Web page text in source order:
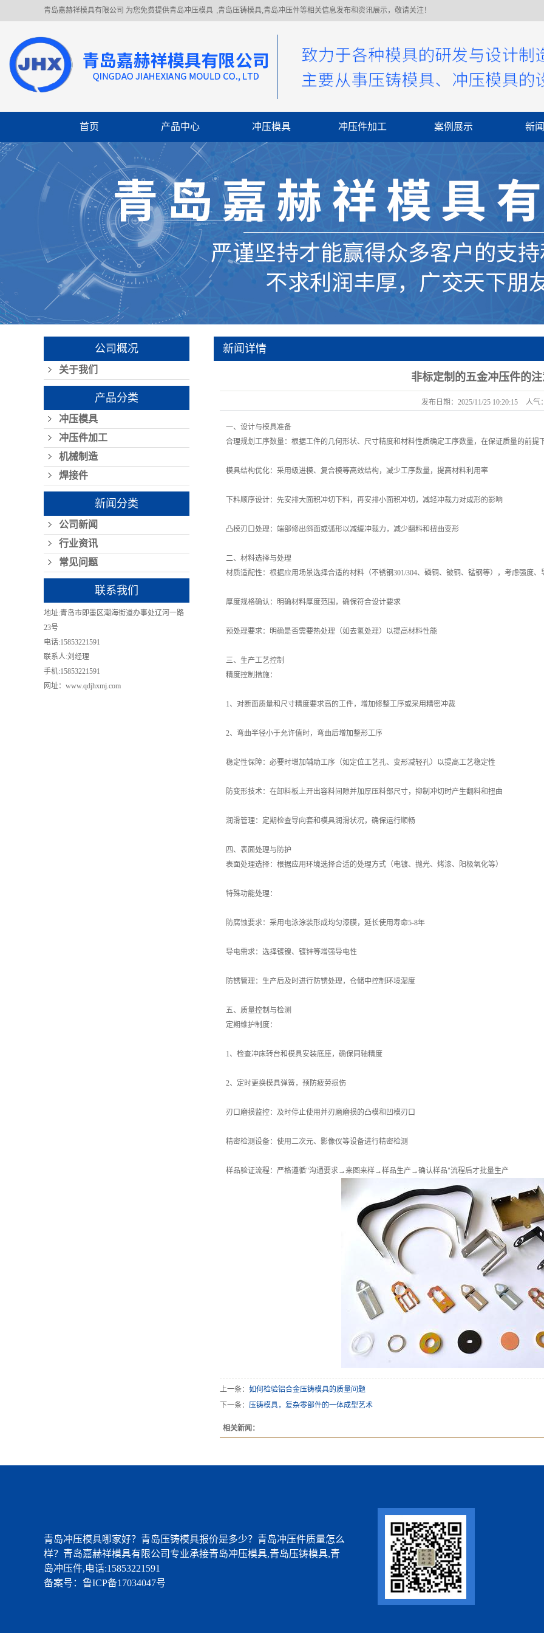
青岛嘉赫祥模具有限公司 为您免费提供青岛冲压模具 ,青岛压铸模具,青岛冲压件等相关信息发布和资讯展示，敬请关注！
首页 产品中心
冲压模具
冲压件加工
机械制造
焊接件
冲压模具 冲压件加工 案例展示 新
常
公司概况
关于我们
产品分类
冲压模具
冲压件加工
机械制造
焊接件
新闻分类
公司新闻
行业资讯
常见问题
联系我们
地址:青岛市即墨区潮海街道办事处辽河一路
23号
电话:15853221591
联系人:刘经理
手机:15853221591
网址：www.qdjhxmj.com
新闻详情
非标定制的五金冲压件的
发布日期： 2025/11/25 10:20:15 人气：
一、设计与模具准备
合理规划工序数量：根据工件的几何形状、尺寸精度和材料性质确定工序数量，在保证质量的前提
模具结构优化：采用级进模、复合模等高效结构，减少工序数量，提高材料利用率
下料顺序设计：先安排大面积冲切下料，再安排小面积冲切，减轻冲裁力对成形的影响
凸模刃口处理：端部修出斜面或弧形以减缓冲裁力，减少翻料和扭曲变形
二、材料选择与处理
材质适配性：根据应用场景选择合适的材料（不锈钢301/304、磷铜、铍铜、锰钢等），考虑强度
厚度规格确认：明确材料厚度范围，确保符合设计要求
预处理要求：明确是否需要热处理（如去氢处理）以提高材料性能
三、生产工艺控制
精度控制措施：
1、对断面质量和尺寸精度要求高的工件，增加修整工序或采用精密冲裁
2、弯曲半径小于允许值时，弯曲后增加整形工序
稳定性保障：必要时增加辅助工序（如定位工艺孔、变形减轻孔）以提高工艺稳定性
防变形技术：在卸料板上开出容料间隙并加厚压料部尺寸，抑制冲切时产生翻料和扭曲
润滑管理：定期检查导向套和模具润滑状况，确保运行顺畅
四、表面处理与防护
表面处理选择：根据应用环境选择合适的处理方式（电镀、抛光、烤漆、阳极氧化等）
特殊功能处理：
防腐蚀要求：采用电泳涂装形成均匀漆膜，延长使用寿命5-8年
导电需求：选择镀镍、镀锌等增强导电性
防锈管理：生产后及时进行防锈处理，仓储中控制环境湿度
五、质量控制与检测
定期维护制度：
1、检查冲床转台和模具安装底座，确保同轴精度
2、定时更换模具弹簧，预防疲劳损伤
刃口磨损监控：及时停止使用并刃磨磨损的凸模和凹模刃口
精密检测设备：使用二次元、影像仪等设备进行精密检测
样品验证流程：严格遵循"沟通要求→来图来样→样品生产→确认样品"流程后才批量生产
上一条： 如何检验铝合金压铸模具的质量问题
下一条： 压铸模具，复杂零部件的一体成型艺术
相关新闻：
青岛冲压模具哪家好？青岛压铸模具报价是多少？青岛冲压件质量怎么
样？青岛嘉赫祥模具有限公司专业承接青岛冲压模具,青岛压铸模具,青
岛冲压件,电话:15853221591
备案号： 鲁ICP备17034047号